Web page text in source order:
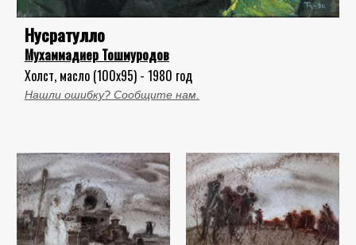
Нусратулло
Мухаммадиер Тошмуродов
Холст, масло (100x95) - 1980 год
Нашли ошибку? Сообщите нам.